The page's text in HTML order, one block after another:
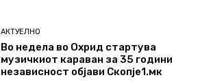
АКТУЕЛНО
Во недела во Охрид стартува
музичкиот караван за 35 години
независност објави Скопје1.мк